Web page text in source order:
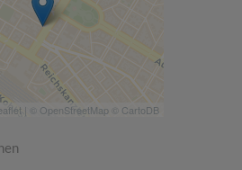
| © OpenStreetMap © CartoDB